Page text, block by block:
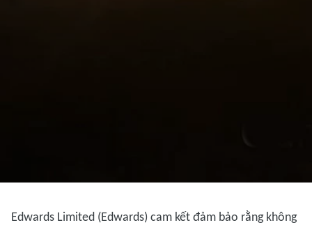
Edwards Limited (Edwards) cam kết đảm bảo rằng không